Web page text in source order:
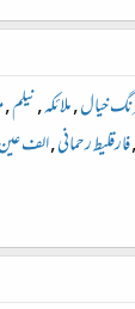
خیال,ملائکہ,نیلم,
,فارقلیط رحمانی,الف عین